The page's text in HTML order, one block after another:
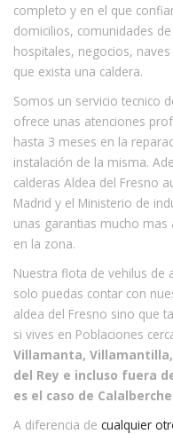
completo y en el que
domicilios, comunidades
hospitales, negocios,
que exista una caldera.
Somos un servicio tecnico
ofrece unas atenciones
hasta 3 meses en la
instalación de la misma.
calderas Aldea del Fresno
Madrid y el Ministerio de
unas garantias mucho
en la zona.
Nuestra flota de vehilus de
solo puedas contar con
aldea del Fresno sino que
si vives en Poblaciones
Villamanta,
del Rey e incluso fuera
es el caso de Calalberche
A diferencia de cualquier